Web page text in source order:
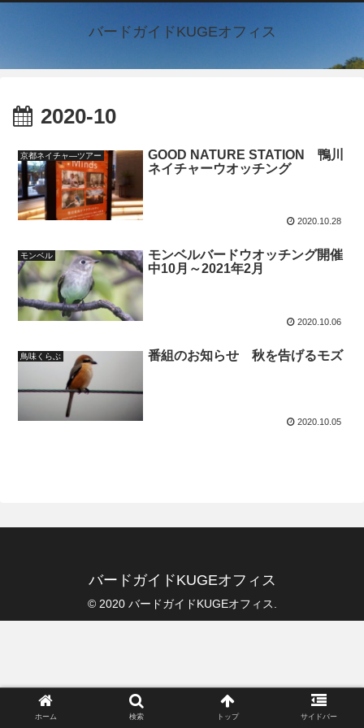
バードガイドKUGEオフィス
2020-10
京都ネイチャ―ツアー
GOOD NATURE STATION 鴨川
ネイチャーウオッチング
2020.10.28
モンベル
モンベルバードウオッチング開催
中10月～2021年2月
2020.10.06
鳥味くらぶ 番組のお知らせ 秋を告げるモズ
2020.10.05
バードガイドKUGEオフィス
© 2020 バードガイドKUGEオフィス.
ホーム 検索 トップ サイドバー